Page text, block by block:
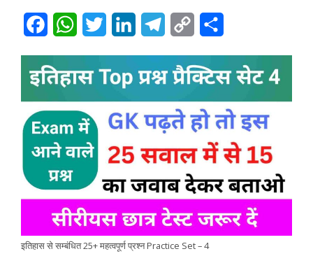
c
o
o
k
W
a
s
A
p
i
t
e
r
n
e
n
l
g
a
m
p
L
n
k
a
e
इतिहास से सम्बंधित 25+ महत्वपूर्ण प्रश्न Practice Set – 4